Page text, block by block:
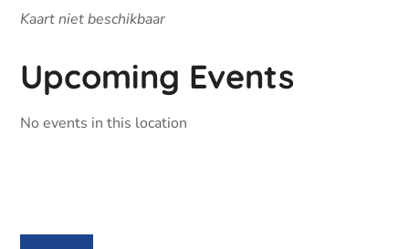
Kaart niet beschikbaar
Upcoming Events
No events in this location